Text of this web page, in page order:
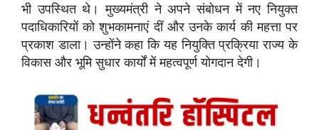
भी उपस्थित थे। मुख्यमंत्री ने अपने संबोधन में नए नियुक्त
पदाधिकारियों को शुभकामनाएं दीं और उनके कार्य की महत्ता पर
प्रकाश डाला। उन्होंने कहा कि यह नियुक्ति प्रक्रिया राज्य के
विकास और भूमि सुधार कार्यों में महत्वपूर्ण योगदान देगी।